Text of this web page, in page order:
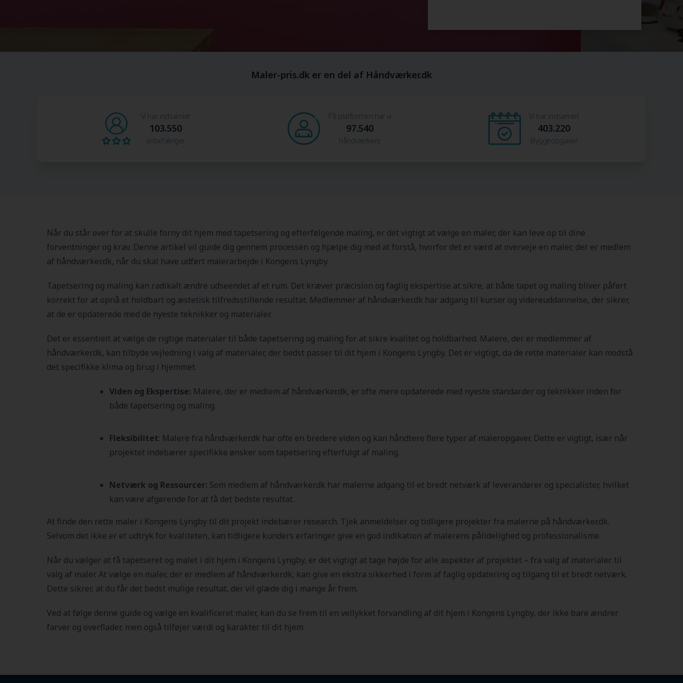
Maler-pris.dk er en del af Håndværker.dk
Vi har indsamlet
103.550
anbefalinger
På platformen har vi
97.540
håndværkere
Vi har indsamlet
403.220
Byggeopgaver
Når du står over for at skulle forny dit hjem med tapetsering og efterfølgende maling, er det vigtigt at vælge en maler, der kan leve op til dine
forventninger og krav. Denne artikel vil guide dig gennem processen og hjælpe dig med at forstå, hvorfor det er værd at overveje en maler, der er medlem
af håndværker.dk, når du skal have udført malerarbejde i Kongens Lyngby.
Tapetsering og maling kan radikalt ændre udseendet af et rum. Det kræver præcision og faglig ekspertise at sikre, at både tapet og maling bliver påført
korrekt for at opnå et holdbart og æstetisk tilfredsstillende resultat. Medlemmer af håndværker.dk har adgang til kurser og videreuddannelse, der sikrer,
at de er opdaterede med de nyeste teknikker og materialer.
Det er essentielt at vælge de rigtige materialer til både tapetsering og maling for at sikre kvalitet og holdbarhed. Malere, der er medlemmer af
håndværker.dk, kan tilbyde vejledning i valg af materialer, der bedst passer til dit hjem i Kongens Lyngby. Det er vigtigt, da de rette materialer kan modstå
det specifikke klima og brug i hjemmet.
Viden og Ekspertise: Malere, der er medlem af håndværker.dk, er ofte mere opdaterede med nyeste standarder og teknikker inden for
både tapetsering og maling.
Fleksibilitet: Malere fra håndværker.dk har ofte en bredere viden og kan håndtere flere typer af maleropgaver. Dette er vigtigt, især når
projektet indebærer specifikke ønsker som tapetsering efterfulgt af maling.
Netværk og Ressourcer: Som medlem af håndværker.dk har malerne adgang til et bredt netværk af leverandører og specialister, hvilket
kan være afgørende for at få det bedste resultat.
At finde den rette maler i Kongens Lyngby til dit projekt indebærer research. Tjek anmeldelser og tidligere projekter fra malerne på håndværker.dk.
Selvom det ikke er et udtryk for kvaliteten, kan tidligere kunders erfaringer give en god indikation af malerens pålidelighed og professionalisme.
Når du vælger at få tapetseret og malet i dit hjem i Kongens Lyngby, er det vigtigt at tage højde for alle aspekter af projektet – fra valg af materialer til
valg af maler. At vælge en maler, der er medlem af håndværker.dk, kan give en ekstra sikkerhed i form af faglig opdatering og tilgang til et bredt netværk.
Dette sikrer, at du får det bedst mulige resultat, der vil glæde dig i mange år frem.
Ved at følge denne guide og vælge en kvalificeret maler, kan du se frem til en vellykket forvandling af dit hjem i Kongens Lyngby, der ikke bare ændrer
farver og overflader, men også tilføjer værdi og karakter til dit hjem.